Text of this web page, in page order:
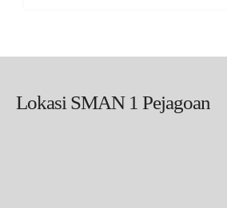
Lokasi SMAN 1 Pejagoan